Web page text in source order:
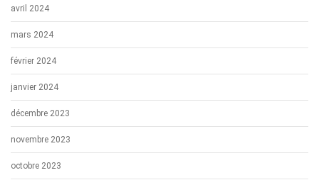
avril 2024
mars 2024
février 2024
janvier 2024
décembre 2023
novembre 2023
octobre 2023